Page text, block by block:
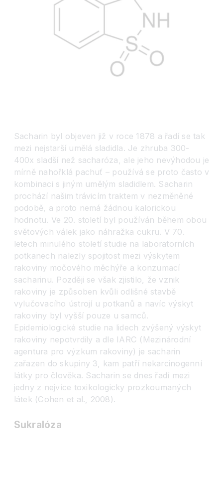
Sacharin byl objeven již v roce 1878 a řadí se tak
mezi nejstarší umělá sladidla. Je zhruba 300-
400x sladší než sacharóza, ale jeho nevýhodou je
mírně nahořklá pachuť – používá se proto často v
kombinaci s jiným umělým sladidlem. Sacharin
prochází našim trávicím traktem v nezměněné
podobě, a proto nemá žádnou kalorickou
hodnotu. Ve 20. století byl používán během obou
světových válek jako náhražka cukru. V 70.
letech minulého století studie na laboratorních
potkanech nalezly spojitost mezi výskytem
rakoviny močového měchýře a konzumací
sacharinu. Později se však zjistilo, že vznik
rakoviny je způsoben kvůli odlišné stavbě
vylučovacího ústrojí u potkanů a navíc výskyt
rakoviny byl vyšší pouze u samců.
Epidemiologické studie na lidech zvýšený výskyt
rakoviny nepotvrdily a dle IARC (Mezinárodní
agentura pro výzkum rakoviny) je sacharin
zařazen do skupiny 3, kam patří nekarcinogenní
látky pro člověka. Sacharin se dnes řadí mezi
jedny z nejvíce toxikologicky prozkoumaných
látek (Cohen et al., 2008).
Sukralóza